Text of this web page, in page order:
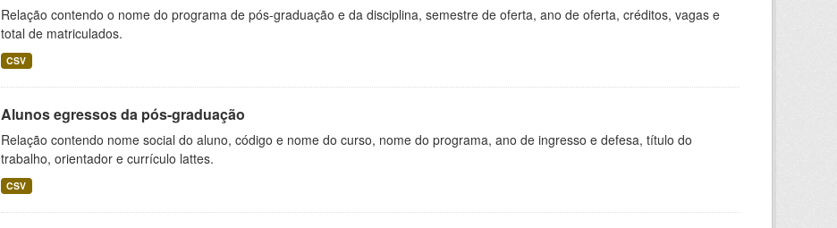
Relação contendo o nome do programa de pós-graduação e da disciplina, semestre de oferta, ano de oferta, créditos, vagas e
total de matriculados.
CSV
Alunos egressos da pós-graduação
Relação contendo nome social do aluno, código e nome do curso, nome do programa, ano de ingresso e defesa, título do
trabalho, orientador e currículo lattes.
CSV